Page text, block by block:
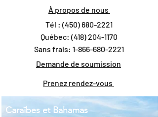
À propos de nous
Tél : (450) 680-2221
Québec: (418) 204-1170
Sans frais: 1-866-680-2221
Demande de soumission
Prenez rendez-vous
Caraïbes et Bahamas